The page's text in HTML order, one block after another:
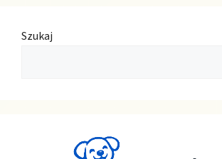
Szukaj